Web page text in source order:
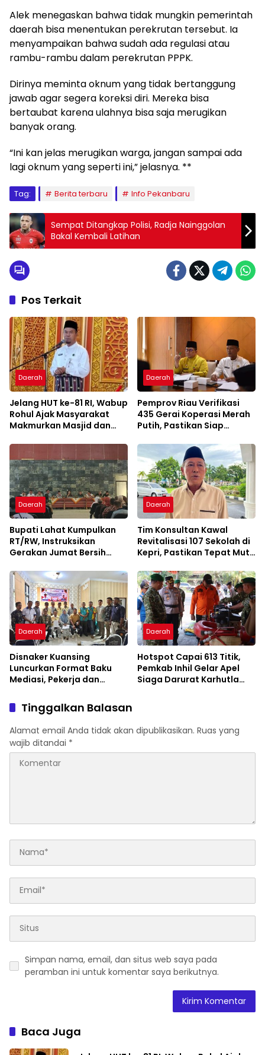
Alek menegaskan bahwa tidak mungkin pemerintah
daerah bisa menentukan perekrutan tersebut. Ia
menyampaikan bahwa sudah ada regulasi atau
rambu-rambu dalam perekrutan PPPK.
Dirinya meminta oknum yang tidak bertanggung
jawab agar segera koreksi diri. Mereka bisa
bertaubat karena ulahnya bisa saja merugikan
banyak orang.
“Ini kan jelas merugikan warga, jangan sampai ada
lagi oknum yang seperti ini,” jelasnya. **
Tag: Berita terbaru Info Pekanbaru
Sempat Ditangkap Polisi, Radja Nainggolan
Bakal Kembali Latihan
Pos Terkait
Daerah
Jelang HUT ke-81 RI, Wabup
Rohul Ajak Masyarakat
Makmurkan Masjid dan
Daerah
Pemprov Riau Verifikasi
435 Gerai Koperasi Merah
Putih, Pastikan Siap
Daerah
Bupati Lahat Kumpulkan
RT/RW, Instruksikan
Gerakan Jumat Bersih
Daerah
Tim Konsultan Kawal
Revitalisasi 107 Sekolah di
Kepri, Pastikan Tepat Mutu
Daerah
Disnaker Kuansing
Luncurkan Format Baku
Mediasi, Pekerja dan
Kepastian Layanan
Daerah
Hotspot Capai 613 Titik,
Pemkab Inhil Gelar Apel
Siaga Darurat Karhutla
Tinggalkan Balasan
Alamat email Anda tidak akan dipublikasikan. Ruas yang
wajib ditandai *
Simpan nama, email, dan situs web saya pada
peramban ini untuk komentar saya berikutnya.
Baca Juga